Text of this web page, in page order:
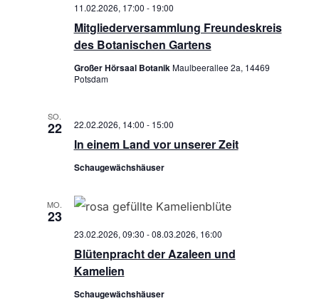
t
n
N
Mitgliederversammlung Freundeskreis
des Botanischen Gartens
11.02.2026, 17:00 - 19:00
Großer Hörsaal BotanikMaulbeerallee 2a, 14469
Potsdam
SO.
22
In einem Land vor unserer Zeit
22.02.2026, 14:00 - 15:00
Schaugewächshäuser
MO.
23
Blütenpracht der Azaleen und
Kamelien
23.02.2026, 09:30 -08.03.2026, 16:00
Schaugewächshäuser